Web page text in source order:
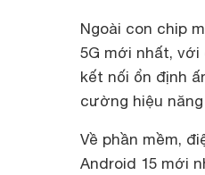
Ngoài con chip
5G mới nhất,
kết nối ổn định
cường hiệu
Về phần mềm,
Android 15 mới